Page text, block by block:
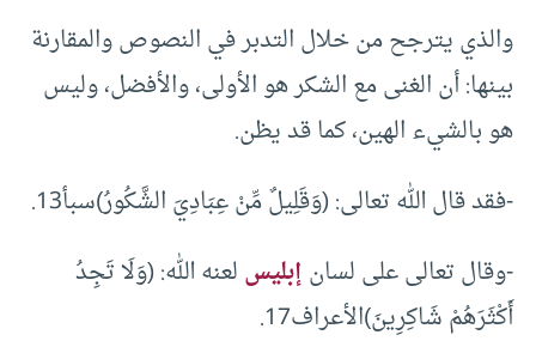
والذي يترجح من خلال التدبر في النصوص والمقارنة
بينها: أن الغنى مع الشكر هو الأولى، والأفضل، وليس
هو بالشيء الهين، كما قد يظن.
-فقد قال الله تعالى: (وَقَلِيلٌ مِّنْ عِبَادِيَ الشَّكُورُ)سبأ13.
-وقال تعالى على لسانإبليسلعنه الله: (وَلَا تَجِدُ
أَكْثَرَهُمْ شَاكِرِينَ)الأعراف17.